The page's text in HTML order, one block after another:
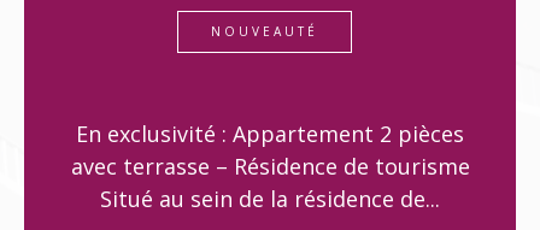
NOUVEAUTÉ
En exclusivité : Appartement 2 pièces
avec terrasse – Résidence de tourisme
Situé au sein de la résidence de...